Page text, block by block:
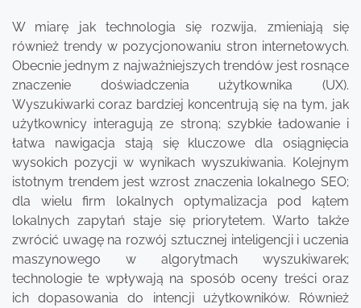
W miarę jak technologia się rozwija, zmieniają się
również trendy w pozycjonowaniu stron internetowych.
Obecnie jednym z najważniejszych trendów jest rosnące
znaczenie doświadczenia użytkownika (UX).
Wyszukiwarki coraz bardziej koncentrują się na tym, jak
użytkownicy interagują ze stroną; szybkie ładowanie i
łatwa nawigacja stają się kluczowe dla osiągnięcia
wysokich pozycji w wynikach wyszukiwania. Kolejnym
istotnym trendem jest wzrost znaczenia lokalnego SEO;
dla wielu firm lokalnych optymalizacja pod kątem
lokalnych zapytań staje się priorytetem. Warto także
zwrócić uwagę na rozwój sztucznej inteligencji i uczenia
maszynowego w algorytmach wyszukiwarek;
technologie te wpływają na sposób oceny treści oraz
ich dopasowania do intencji użytkowników. Również